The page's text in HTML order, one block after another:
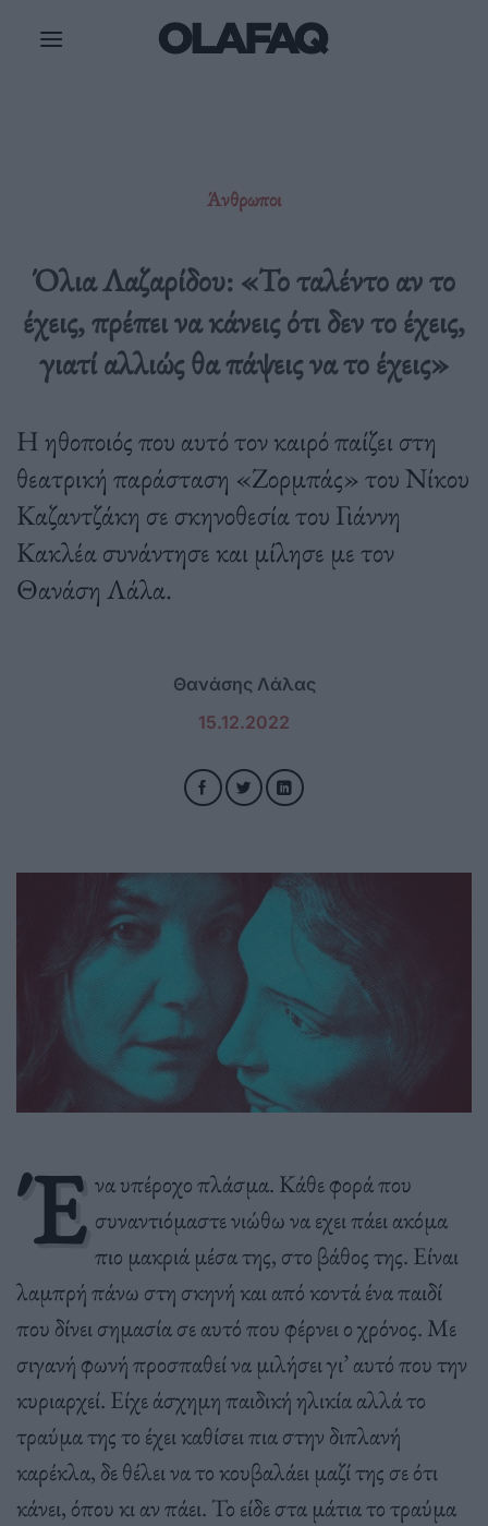
Άνθρωποι
Όλια Λαζαρίδου: «Το ταλέντο αν το
έχεις, πρέπει να κάνεις ότι δεν το έχεις,
γιατί αλλιώς θα πάψεις να το έχεις»
Η ηθοποιός που αυτό τον καιρό παίζει στη
θεατρική παράσταση «Ζορµπάς» του Νίκου
Καζαντζάκη σε σκηνοθεσία του Γιάννη
Κακλέα συνάντησε και µίλησε µε τον
Θανάση Λάλα.
Θανάσης Λάλας
15.12.2022
Έ να υπέροχο πλάσµα. Κάθε φορά που
συναντιόµαστε νιώθω να εχει πάει ακόµα
πιο µακριά µέσα της, στο βάθος της. Είναι
λαµπρή πάνω στη σκηνή και από κοντά ένα παιδί
που δίνει σηµασία σε αυτό που φέρνει ο χρόνος. Με
σιγανή φωνή προσπαθεί να µιλήσει γι’ αυτό που την
κυριαρχεί. Είχε άσχηµη παιδική ηλικία αλλά το
τραύµα της το έχει καθίσει πια στην διπλανή
καρέκλα, δε θέλει να το κουβαλάει µαζί της σε ότι
κάνει, όπου κι αν πάει. Το είδε στα µάτια το τραύµα